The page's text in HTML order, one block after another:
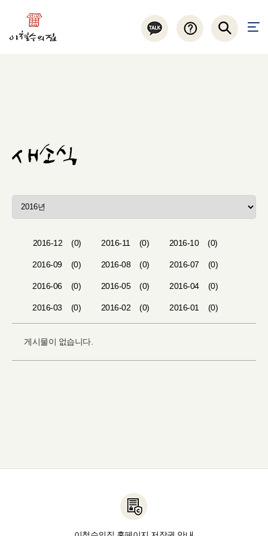
2016-12 (0) 2016-11 (0) 2016-10 (0)
2016-09 (0) 2016-08 (0) 2016-07 (0)
2016-06 (0) 2016-05 (0) 2016-04 (0)
2016-03 (0) 2016-02 (0) 2016-01 (0)
게시물이 없습니다.